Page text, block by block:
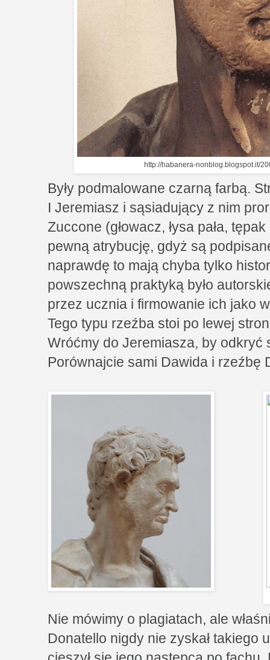
http://habanera-nonblog.blogspot.it/
Były podmalowane czarną farbą.
I Jeremiasz i sąsiadujący z nim
Zuccone (głowacz, łysa pała,
pewną atrybucję, gdyż są
naprawdę to mają chyba tylko
powszechną praktyką było
przez ucznia i firmowanie ich jako
Tego typu rzeźba stoi po lewej
Wróćmy do Jeremiasza, by odkryć
Porównajcie sami Dawida i rzeźbę
Nie mówimy o plagiatach, ale
Donatello nigdy nie zyskał takiego